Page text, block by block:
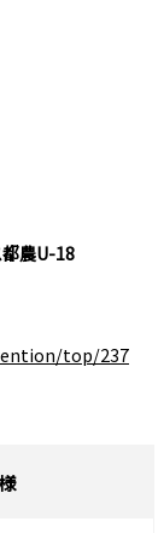
農U-18
top/237